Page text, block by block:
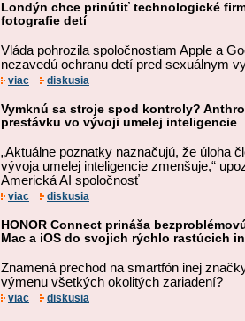
Londýn chce prinútiť technologické
fotografie detí
Vláda pohrozila spoločnostiam Apple a
nezavedú ochranu detí pred sexuálnym
viac diskusia
Vymknú sa stroje spod kontroly?
prestávku vo vývoji umelej inteligencie
„Aktuálne poznatky naznačujú, že úloha
vývoja umelej inteligencie zmenšuje,“
Americká AI spoločnosť
viac diskusia
HONOR Connect prináša
Mac a iOS do svojich rýchlo rastúcich
Znamená prechod na smartfón inej
výmenu všetkých okolitých zariadení?
viac diskusia